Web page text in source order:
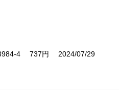
4 737円 2024/07/29